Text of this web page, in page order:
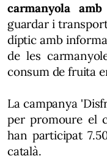
carmanyola
guardar i
díptic amb
de les
consum de fruita
La campanya
per promoure el
han participat
català.